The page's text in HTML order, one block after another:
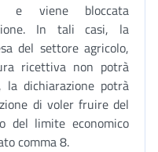
e viene bloccata
In tali casi, la
del settore agricolo,
ricettiva non potrà
dichiarazione potrà
di voler fruire del
del limite economico
comma 8.